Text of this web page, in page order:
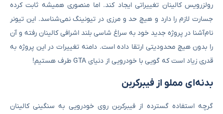
رولزرویس کالینان تغییراتی ایجاد کند. اما منصوری همیشه ثابت کرده
جسارت لازم را دارد و هیچ حد و مرزی در تیونینگ نمی‌شناسد. این تیونر
نام‌آشنا در پروژه جدید خود به سراغ شاسی بلند اشرافی کالینان رفته و آن
را بدون هیچ محدودیتی ارتقا داده است. دامنه تغییرات در این پروژه به
قدری زیاد است که گویی با خودرویی از دنیای GTA طرف هستیم!
بدنه‌ای مملو از فیبرکربن
گرچه استفاده گسترده از فیبرکربن روی خودرویی به سنگینی کالینان